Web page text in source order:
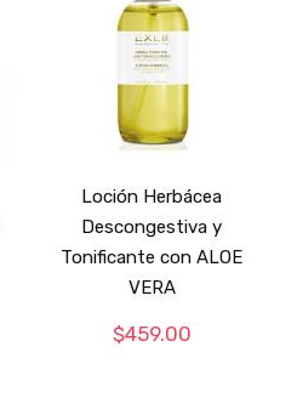
Loción Herbácea
Descongestiva y
Tonificante con ALOE
VERA
$459.00